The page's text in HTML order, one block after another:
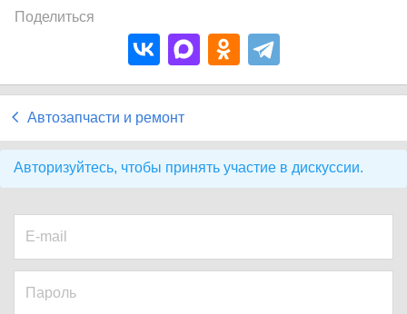
Поделиться
Автозапчасти и ремонт
Авторизуйтесь, чтобы принять участие в дискуссии.